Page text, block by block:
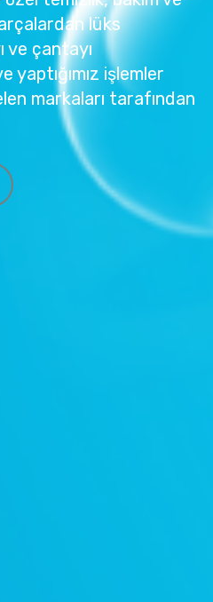
lüks
ve çantayı
işlemler
markaları tarafından